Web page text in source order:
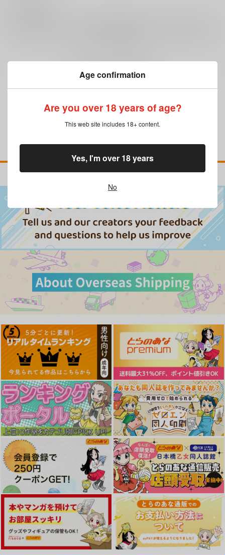
Age confirmation
Are you over 18 years of age?
This web site includes 18+ content.
No
Yes, I'm over 18 years